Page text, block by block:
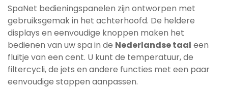
SpaNet bedieningspanelen zijn ontworpen met
gebruiksgemak in het achterhoofd. De heldere
displays en eenvoudige knoppen maken het
bedienen van uw spa in de Nederlandse taal een
fluitje van een cent. U kunt de temperatuur, de
filtercycli, de jets en andere functies met een paar
eenvoudige stappen aanpassen.